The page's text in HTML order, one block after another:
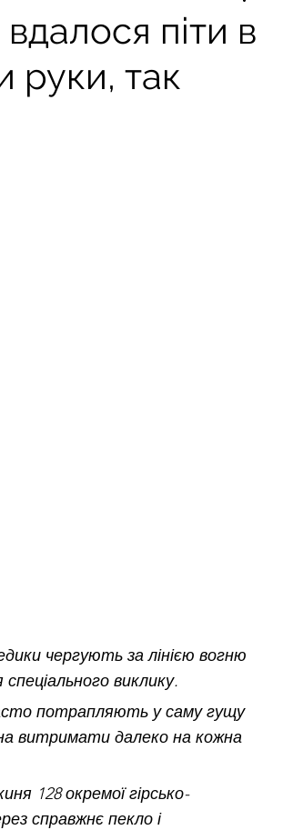
піти в
руки, так
чергують за лінією вогню
виклику.
потрапляють у саму гущу
витримати далеко на кожна
128 окремої гірсько-
справжнє пекло і